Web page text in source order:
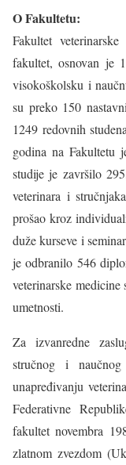
O Fakultetu:
Fakultet
fakultet, osnovan je
visokoškolsku i
su preko 150
1249 redovnih
godina na Fakultetu
studije je završilo
veterinara i
prošao kroz
duže kurseve i
je odbranilo 546
veterinarske
umetnosti.
Za izvanredne
stručnog i
unapređivanju
Federativne
fakultet novembra
zlatnom zvezdom